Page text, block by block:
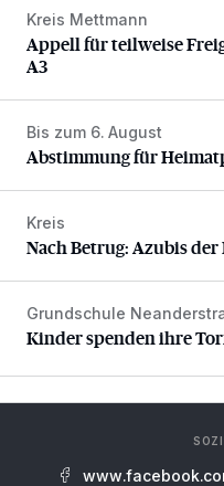
Appell für teilweise
Kreis Mettmann
Appell für teilweise
A3
Abstimmung für
Bis zum 6. August
Abstimmung für
Nach Betrug: Azubis
Kreis
Nach Betrug: Azubis
Kinder spenden ihre
Grundschule
Kinder spenden ihre